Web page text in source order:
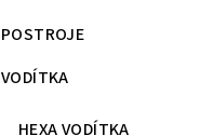
POSTROJE
VODÍTKA
HEXA VODÍTKA